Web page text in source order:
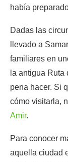
había
Dadas las
llevado a
familiares en
la antigua
pena hacer. Si
cómo visitarla,
Amir.
Para conocer
aquella ciudad